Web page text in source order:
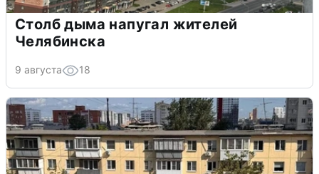
Столб дыма напугал жителей
Челябинска
9 августа 18